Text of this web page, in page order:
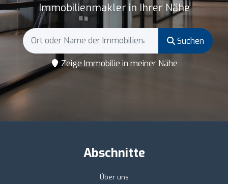
Immobilienmakler in Ihrer Nähe
Suchen
Zeige Immobilie in meiner Nähe
Abschnitte
Über uns